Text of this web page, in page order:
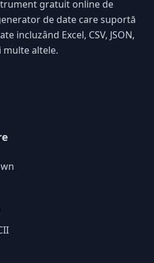
gratuit online de
de date care suportă
incluzând Excel, CSV, JSON,
multe altele.